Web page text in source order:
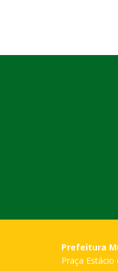
Prefeitura
Praça Estácio